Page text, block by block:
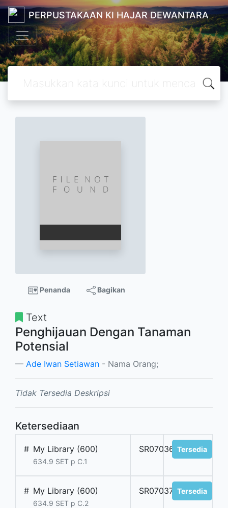
PERPUSTAKAAN KI HAJAR DEWANTARA
Penanda Bagikan
Text
Penghijauan Dengan Tanaman
Potensial
Ade Iwan Setiawan - Nama Orang;
Tidak Tersedia Deskripsi
Ketersediaan
# My Library (600)
634.9 SET p C.1
SR07036 Tersedia
# My Library (600)
634.9 SET p C.2
SR07037 Tersedia